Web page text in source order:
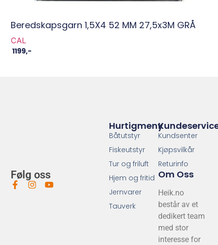
Beredskapsgarn 1,5X4 52 MM 27,5x3M GRÅ
CAL
1199,-
Følg oss
Kundsenter
Kjøpsvilkår
Returinfo
Om Oss
Heik.no
består av et
dedikert team
med stor
interesse for
Hurtigmeny
Båtutstyr
Fiskeutstyr
Tur og friluft
Hjem og fritid
Jernvarer
Tauverk